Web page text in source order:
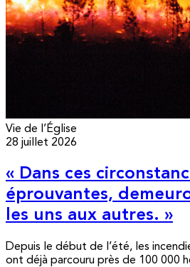
Vie de l’Église
28 juillet 2026
« Dans ces
éprouvantes,
les uns aux autres. »
Depuis le début de l’été, les
ont déjà parcouru près de 100 000